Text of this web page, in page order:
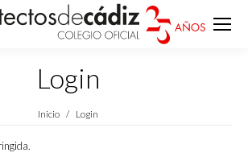
Login
Estás aquí:
Inicio Login